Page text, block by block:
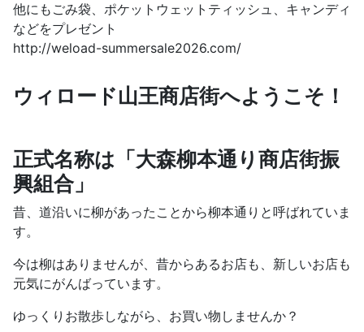
他にもごみ袋、ポケットウェットティッシュ、キャンディ
などをプレゼント
http://weload-summersale2026.com/
ウィロード山王商店街へようこそ！
正式名称は「大森柳本通り商店街振
興組合」
昔、道沿いに柳があったことから柳本通りと呼ばれていま
す。
今は柳はありませんが、昔からあるお店も、新しいお店も
元気にがんばっています。
ゆっくりお散歩しながら、お買い物しませんか？